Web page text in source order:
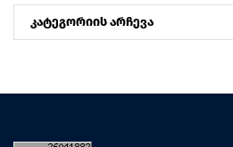
კატეგორიები